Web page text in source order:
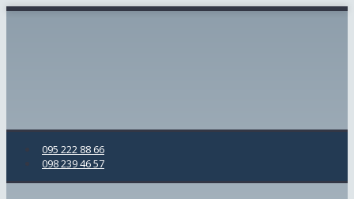
095 222 88 66
098 239 46 57